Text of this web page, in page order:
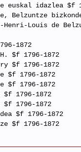
euskal idazlea $f
Belzuntze
Henri-Louis de
1872
$f 1796-1872
$f 1796-1872
$f 1796-1872
$f 1796-1872
1796-1872
1796-1872
$f 1796-1872
$f 1796-1872